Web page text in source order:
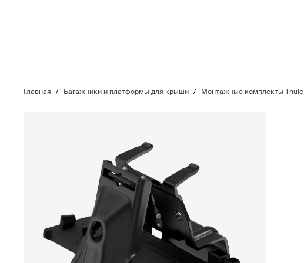
Главная / Багажники и платформы для крыши / Монтажные комплекты Thule